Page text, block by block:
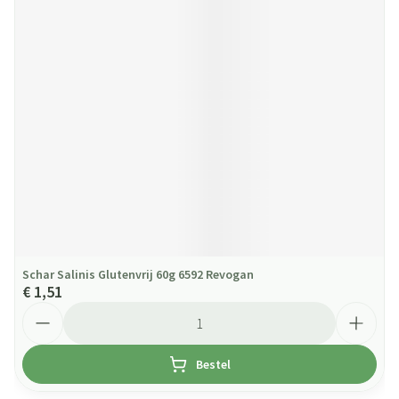
Schar Salinis Glutenvrij 60g 6592 Revogan
€ 1,51
Bestel